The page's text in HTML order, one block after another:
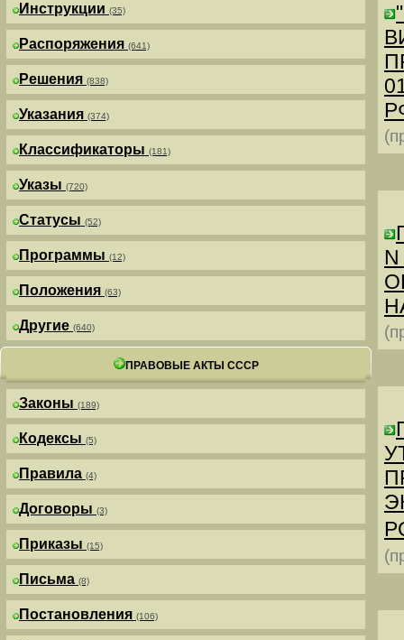
Инструкции (35)
Распоряжения (641)
Решения (838)
Указания (374)
Классификаторы (181)
Указы (720)
Статусы (52)
Программы (12)
Положения (63)
Другие (640)
ПРАВОВЫЕ АКТЫ СССР
Законы (189)
Кодексы (5)
Правила (4)
Договоры (3)
Приказы (15)
Письма (8)
Постановления (106)